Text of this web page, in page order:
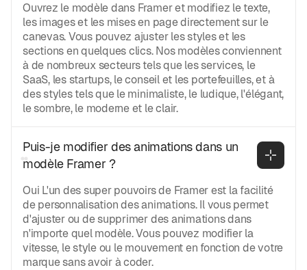
Ouvrez le modèle dans Framer et modifiez le texte,
les images et les mises en page directement sur le
canevas. Vous pouvez ajuster les styles et les
sections en quelques clics. Nos modèles conviennent
à de nombreux secteurs tels que les services, le
SaaS, les startups, le conseil et les portefeuilles, et à
des styles tels que le minimaliste, le ludique, l'élégant,
le sombre, le moderne et le clair.
Puis-je modifier des animations dans un
modèle Framer ?
Oui L'un des super pouvoirs de Framer est la facilité
de personnalisation des animations. Il vous permet
d'ajuster ou de supprimer des animations dans
n'importe quel modèle. Vous pouvez modifier la
vitesse, le style ou le mouvement en fonction de votre
marque sans avoir à coder.